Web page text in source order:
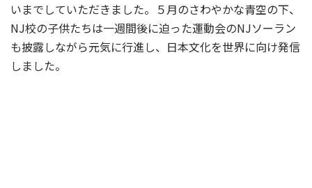
いまでしていただきました。５月のさわやかな青空の下、
NJ校の子供たちは一週間後に迫った運動会のNJソーラン
も披露しながら元気に行進し、日本文化を世界に向け発信
しました。